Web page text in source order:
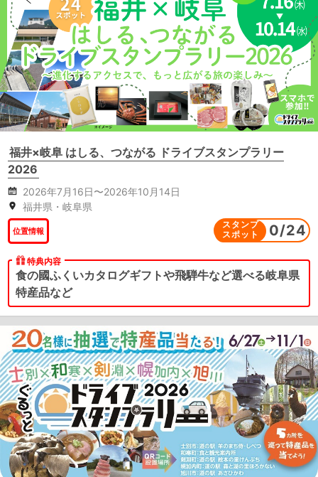
福井×岐阜 はしる、つながる ドライブスタンプラリー
2026
2026年7月16日〜2026年10月14日
福井県・岐阜県
位置情報
スタンプ
スポット
0/24
特典内容
食の國ふくいカタログギフトや飛騨牛など選べる岐阜県
特産品など